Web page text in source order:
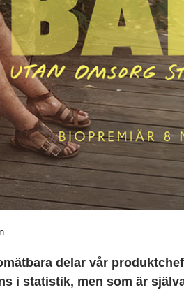
delar vår
i statistik, men som är